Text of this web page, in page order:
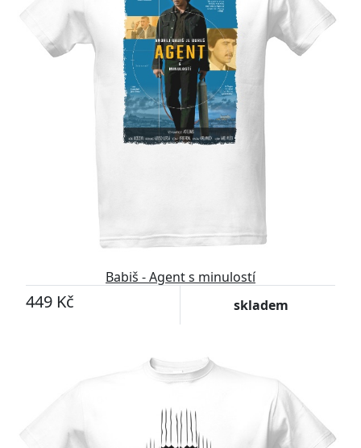
Babiš - Agent s minulostí
449 Kč skladem